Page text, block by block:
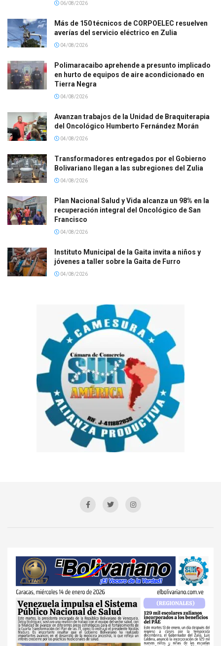
06/08/2026
Más de 150 técnicos de CORPOELEC resuelven
averías del servicio eléctrico en Zulia
04/08/2026
Polimaracaibo aprehende a presunto implicado
en hurto de equipos de aire acondicionado en
Tierra Negra
04/08/2026
Avanzan trabajos de la Unidad de Braquiterapia
del Oncológico Humberto Fernández Morán
04/08/2026
Transformadores entregados por el Gobierno
Bolivariano llegan a las subregiones del Zulia
04/08/2026
Plan Nacional Salud y Vida alcanza un 98% en la
recuperación integral del Oncológico de San
Francisco
04/08/2026
Instituto Municipal de la Gaita invita a niños y
jóvenes a taller sobre la Gaita de Furro
04/08/2026